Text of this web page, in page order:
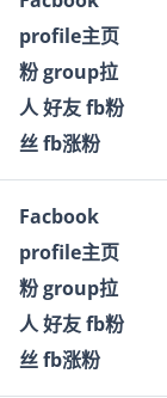
profile主页
粉 group拉
人 好友 fb粉
丝 fb涨粉
Facbook
profile主页
粉 group拉
人 好友 fb粉
丝 fb涨粉